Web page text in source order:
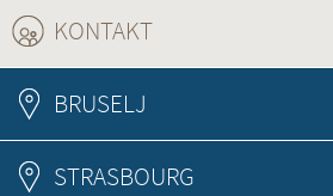
KONTAKT
BRUSELJ
STRASBOURG